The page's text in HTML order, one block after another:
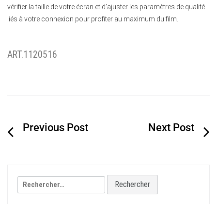
vérifier la taille de votre écran et d’ajuster les paramètres de qualité
liés à votre connexion pour profiter au maximum du film.
ART.1120516
Navigation
Rechercher :